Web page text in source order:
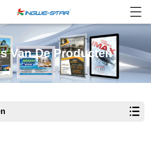
Van De Producten